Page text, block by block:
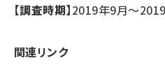
【調査時期】2019年9月～
関連リンク